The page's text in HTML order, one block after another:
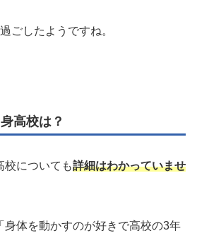
ごしたようですね。
高校は？
校についても詳細はわかっていませ
身体を動かすのが好きで高校の3年